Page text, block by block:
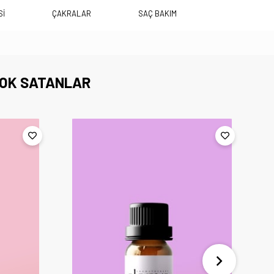
ÇAKRALAR SAÇ BAKIM
SATANLAR